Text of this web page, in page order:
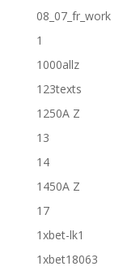
08_07_fr_work
1
1000allz
123texts
1250A Z
13
14
1450A Z
17
1xbet-lk1
1xbet18063